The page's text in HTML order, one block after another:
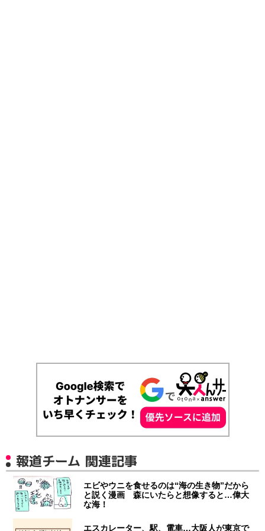
報道チーム 関連記事
エビやウニを食せるのは“海の生き物”だから
と説く漫画 森にいたらと想像すると…偉大
な海！
エスカレーター、駅、電車…大阪人が東京で